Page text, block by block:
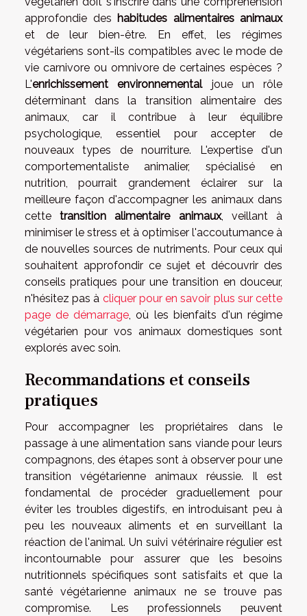
approfondie des habitudes alimentaires animaux
et de leur bien-être. En effet, les régimes
végétariens sont-ils compatibles avec le mode de
vie carnivore ou omnivore de certaines espèces ?
L'enrichissement environnementaljoue un rôle
déterminant dans la transition alimentaire des
animaux, car il contribue à leur équilibre
psychologique, essentiel pour accepter de
nouveaux types de nourriture. L'expertise d'un
comportementaliste animalier, spécialisé en
nutrition, pourrait grandement éclairer sur la
meilleure façon d'accompagner les animaux dans
cettetransition alimentaire animaux, veillant à
minimiser le stress et à optimiser l'accoutumance à
de nouvelles sources de nutriments. Pour ceux qui
souhaitent approfondir ce sujet et découvrir des
conseils pratiques pour une transition en douceur,
n'hésitez pas à cliquer pour en savoir plus sur cette
page de démarrage, où les bienfaits d'un régime
végétarien pour vos animaux domestiques sont
explorés avec soin.
Recommandations et conseils
pratiques
Pour accompagner les propriétaires dans le
passage à une alimentation sans viande pour leurs
compagnons, des étapes sont à observer pour une
transition végétarienne animaux réussie. Il est
fondamental de procéder graduellement pour
éviter les troubles digestifs, en introduisant peu à
peu les nouveaux aliments et en surveillant la
réaction de l'animal. Un suivi vétérinaire régulier est
incontournable pour assurer que les besoins
nutritionnels spécifiques sont satisfaits et que la
santé végétarienne animaux ne se trouve pas
compromise. Les professionnels peuvent